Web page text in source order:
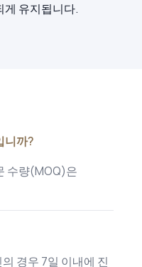
게 유지됩니다.
니까?
수량(MOQ)은
경우 7일 이내에 진